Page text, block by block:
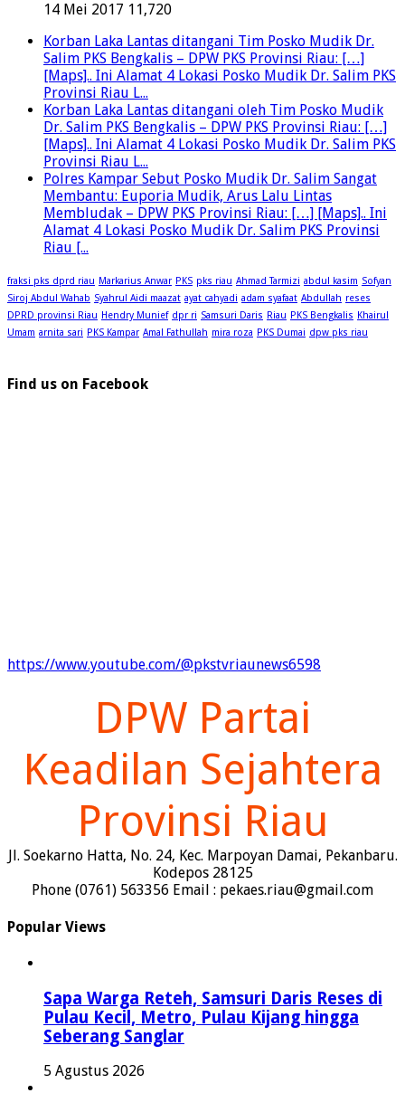
14 Mei 2017 11,720
Korban Laka Lantas ditangani Tim Posko Mudik Dr.
Salim PKS Bengkalis – DPW PKS Provinsi Riau: […]
[Maps].. Ini Alamat 4 Lokasi Posko Mudik Dr. Salim PKS
Provinsi Riau L...
Korban Laka Lantas ditangani oleh Tim Posko Mudik
Dr. Salim PKS Bengkalis – DPW PKS Provinsi Riau: […]
[Maps].. Ini Alamat 4 Lokasi Posko Mudik Dr. Salim PKS
Provinsi Riau L...
Polres Kampar Sebut Posko Mudik Dr. Salim Sangat
Membantu: Euporia Mudik, Arus Lalu Lintas
Membludak – DPW PKS Provinsi Riau: […] [Maps].. Ini
Alamat 4 Lokasi Posko Mudik Dr. Salim PKS Provinsi
Riau [...
fraksi pks dprd riau Markarius Anwar PKS pks riau Ahmad Tarmizi abdul kasim Sofyan
Siroj Abdul Wahab Syahrul Aidi maazat ayat cahyadi adam syafaat Abdullah reses
DPRD provinsi Riau Hendry Munief dpr ri Samsuri Daris Riau PKS Bengkalis Khairul
Umam arnita sari PKS Kampar Amal Fathullah mira roza PKS Dumai dpw pks riau
Find us on Facebook
https://www.youtube.com/@pkstvriaunews6598
DPW Partai
Keadilan Sejahtera
Provinsi Riau
Jl. Soekarno Hatta, No. 24, Kec. Marpoyan Damai, Pekanbaru.
Kodepos 28125
Phone (0761) 563356 Email : pekaes.riau@gmail.com
Popular Views
Sapa Warga Reteh, Samsuri Daris Reses di
Pulau Kecil, Metro, Pulau Kijang hingga
Seberang Sanglar
5 Agustus 2026